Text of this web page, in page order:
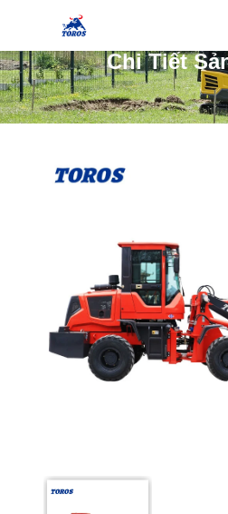
Chi Tiết